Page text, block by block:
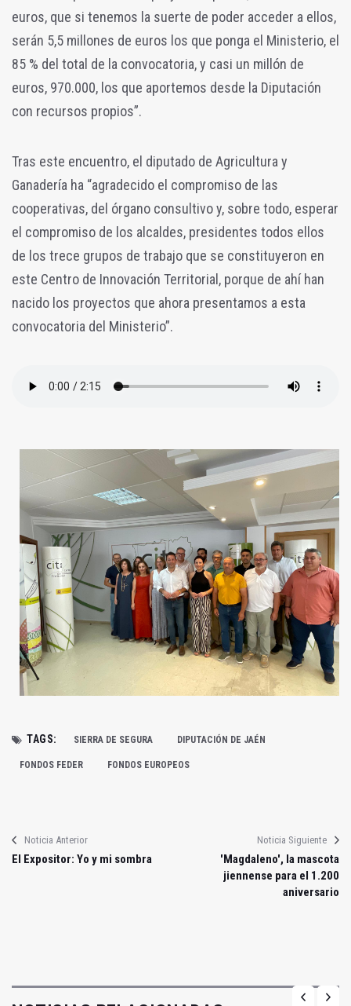
euros, que si tenemos la suerte de poder acceder a ellos,
serán 5,5 millones de euros los que ponga el Ministerio, el
85 % del total de la convocatoria, y casi un millón de
euros, 970.000, los que aportemos desde la Diputación
con recursos propios”.
Tras este encuentro, el diputado de Agricultura y
Ganadería ha “agradecido el compromiso de las
cooperativas, del órgano consultivo y, sobre todo, esperar
el compromiso de los alcaldes, presidentes todos ellos
de los trece grupos de trabajo que se constituyeron en
este Centro de Innovación Territorial, porque de ahí han
nacido los proyectos que ahora presentamos a esta
convocatoria del Ministerio”.
TAGS: SIERRA DE SEGURA DIPUTACIÓN DE JAÉN
FONDOS FEDER FONDOS EUROPEOS
Noticia Anterior
El Expositor: Yo y mi sombra
Noticia Siguiente
'Magdaleno', la mascota
jiennense para el 1.200
aniversario